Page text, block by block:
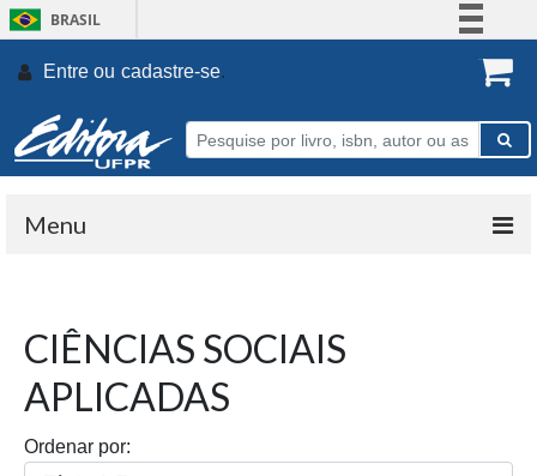
BRASIL
Participe
Entre ou cadastre-se.
Menu
CIÊNCIAS SOCIAIS
APLICADAS
Ordenar por: